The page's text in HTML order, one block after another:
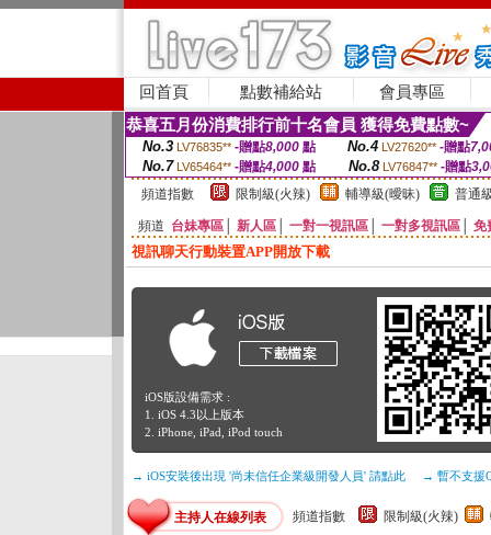
回首頁 點數補給站 會員專區
恭喜五月份消費排行前十名會員 獲得免費點數~
No.3 LV76835** -贈點8,000點 No.4 LV27620** -贈點
No.7 LV65464** -贈點4,000 點 No.8 LV76847** -贈點
頻道指數
限制級(火辣) 輔導級(曖昧) 普通
頻道 台妹專區 新人區 一對一視訊區 一對多視訊區 免
視訊聊天行動裝置APP開放下載
iOS版設備需求 :
1. iOS 4.3以上版本
2. iPhone, iPad, iPod touch
→ iOS安裝後出現 '尚未信任企業級開發人員' 請點此 → 暫不支援
主持人在線列表 頻道指數 限制級(火辣)